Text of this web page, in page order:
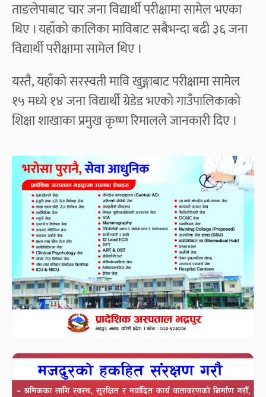
ताङलेपाबाट चार जना विद्यार्थी परीक्षामा सामेल भएका
थिए । यहाँको कालिका माविबाट सबैभन्दा बढी ३६ जना
विद्यार्थी परीक्षामा सामेल थिए ।
यस्तै, यहाँको सरस्वती मावि खुङ्गाबाट परीक्षामा सामेल
१५ मध्ये १४ जना विद्यार्थी ग्रेडेड भएको गाउँपालिकाको
शिक्षा शाखाका प्रमुख कृष्ण रिमालले जानकारी दिए ।